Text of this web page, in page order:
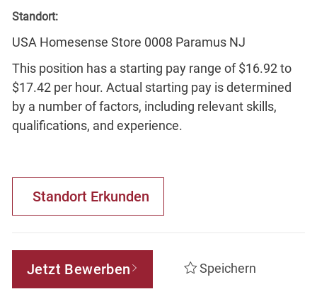
Standort:
USA Homesense Store 0008 Paramus NJ
This position has a starting pay range of $16.92 to
$17.42 per hour. Actual starting pay is determined
by a number of factors, including relevant skills,
qualifications, and experience.
Standort Erkunden
Jetzt Bewerben Speichern